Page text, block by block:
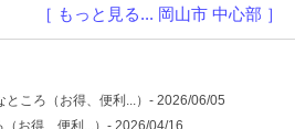
［ もっと見る... 岡山市 中心部 ］
ところ（お得、便利...）- 2026/06/05
（お得、便利...）- 2026/04/16